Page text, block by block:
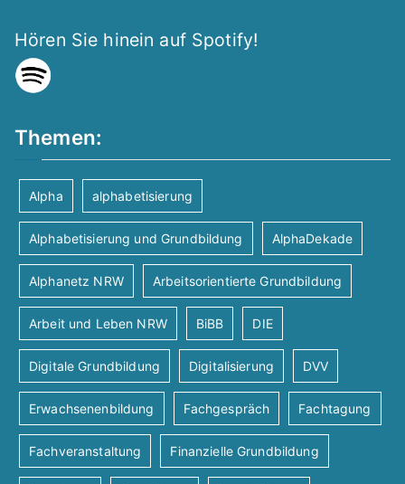
Hören Sie hinein auf Spotify!
Themen:
Alpha alphabetisierung
Alphabetisierung und Grundbildung AlphaDekade
Alphanetz NRW Arbeitsorientierte Grundbildung
Arbeit und Leben NRW BiBB DIE
Digitale Grundbildung Digitalisierung DVV
Erwachsenenbildung Fachgespräch Fachtagung
Fachveranstaltung Finanzielle Grundbildung